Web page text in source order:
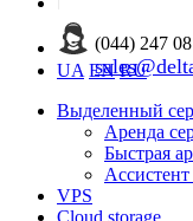
(044) 247
UA EN RU
Выделенный
Аренда
Быстрая
VPS
Cloud storage